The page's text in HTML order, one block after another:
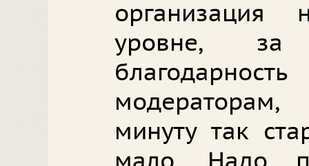
уровне, за
минуту так